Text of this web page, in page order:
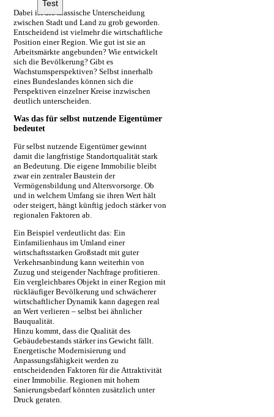
Dabei ist die klassische Unterscheidung
zwischen Stadt und Land zu grob geworden.
Entscheidend ist vielmehr die wirtschaftliche
Position einer Region. Wie gut ist sie an
Arbeitsmärkte angebunden? Wie entwickelt
sich die Bevölkerung? Gibt es
Wachstumsperspektiven? Selbst innerhalb
eines Bundeslandes können sich die
Perspektiven einzelner Kreise inzwischen
deutlich unterscheiden.
Was das für selbst nutzende Eigentümer
bedeutet
Für selbst nutzende Eigentümer gewinnt
damit die langfristige Standortqualität stark
an Bedeutung. Die eigene Immobilie bleibt
zwar ein zentraler Baustein der
Vermögensbildung und Altersvorsorge. Ob
und in welchem Umfang sie ihren Wert hält
oder steigert, hängt künftig jedoch stärker von
regionalen Faktoren ab.
Ein Beispiel verdeutlicht das: Ein
Einfamilienhaus im Umland einer
wirtschaftsstarken Großstadt mit guter
Verkehrsanbindung kann weiterhin von
Zuzug und steigender Nachfrage profitieren.
Ein vergleichbares Objekt in einer Region mit
rückläufiger Bevölkerung und schwächerer
wirtschaftlicher Dynamik kann dagegen real
an Wert verlieren – selbst bei ähnlicher
Bauqualität.
Hinzu kommt, dass die Qualität des
Gebäudebestands stärker ins Gewicht fällt.
Energetische Modernisierung und
Anpassungsfähigkeit werden zu
entscheidenden Faktoren für die Attraktivität
einer Immobilie. Regionen mit hohem
Sanierungsbedarf könnten zusätzlich unter
Druck geraten.